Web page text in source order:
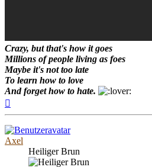
Crazy, but that's how it goes
Millions of people living as foes
Maybe it's not too late
To learn how to love
And forget how to hate.
Axel
Heiliger Brun